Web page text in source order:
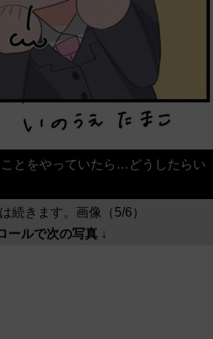
とをやっていたら…どうしたらい
続きます。画像（5/6）
ールで次の写真 ↓